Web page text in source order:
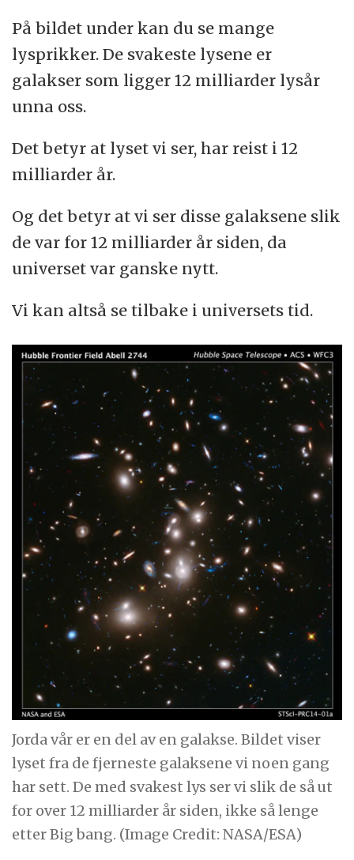
På bildet under kan du se mange
lysprikker. De svakeste lysene er
galakser som ligger 12 milliarder lysår
unna oss.
Det betyr at lyset vi ser, har reist i 12
milliarder år.
Og det betyr at vi ser disse galaksene slik
de var for 12 milliarder år siden, da
universet var ganske nytt.
Vi kan altså se tilbake i universets tid.
Jorda vår er en del av en galakse. Bildet viser
lyset fra de fjerneste galaksene vi noen gang
har sett. De med svakest lys ser vi slik de så ut
for over 12 milliarder år siden, ikke så lenge
etter Big bang. (Image Credit: NASA/ESA)